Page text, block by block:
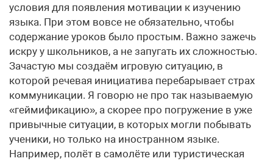
условия для появления мотивации к изучению
языка. При этом вовсе не обязательно, чтобы
содержание уроков было простым. Важно зажечь
искру у школьников, а не запугать их сложностью.
Зачастую мы создаём игровую ситуацию, в
которой речевая инициатива перебарывает страх
коммуникации. Я говорю не про так называемую
«геймификацию», а скорее про погружение в уже
привычные ситуации, в которых могли побывать
ученики, но только на иностранном языке.
Например, полёт в самолёте или туристическая